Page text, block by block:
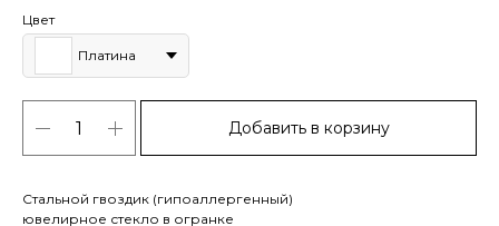
Цвет
Платина
Добавить в корзину
Стальной гвоздик (гипоаллергенный)
ювелирное стекло в огранке